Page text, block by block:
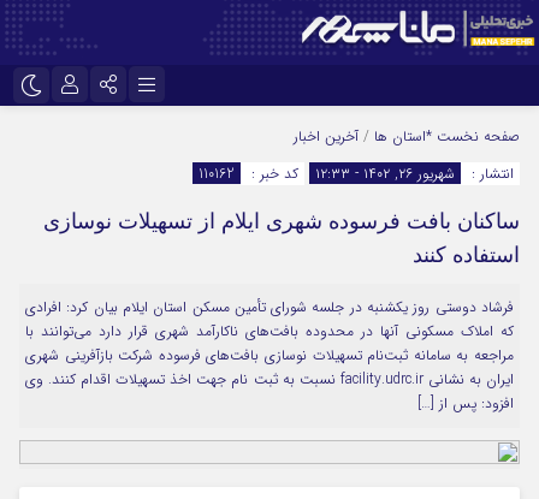
اینستاگرام
سروش ایتا
آپارات
نام کاربری یا نشانی ایمیل
رمز عبور
مرا به خاطر بسپار
صفحه نخست *استان ها / آخرین اخبار
انتشار :
شهریور ۲۶, ۱۴۰۲ - ۱۲:۳۳ کد خبر : 110162
ساکنان بافت فرسوده شهری ایلام از تسهیلات نوسازی
استفاده کنند
فرشاد دوستی روز یکشنبه در جلسه شورای تأمین مسکن استان ایلام بیان کرد: افرادی
که املاک مسکونی آنها در محدوده بافت‌های ناکارآمد شهری قرار دارد می‌توانند با
مراجعه به سامانه ثبت‌نام تسهیلات نوسازی بافت‌های فرسوده شرکت بازآفرینی شهری
ایران به نشانی facility.udrc.ir نسبت به ثبت نام جهت اخذ تسهیلات اقدام کنند. وی
افزود: پس از […]